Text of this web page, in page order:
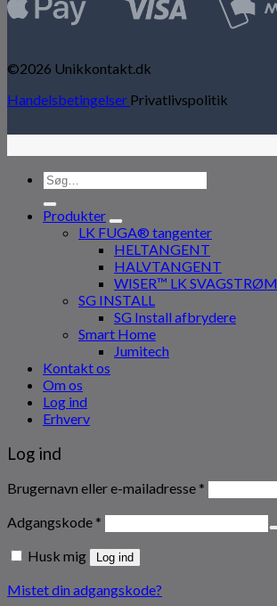
©2026 Unikkontakt.dk
Handelsbetingelser Privatlivspolitik
Søg
efter:
Produkter
LK FUGA® tangenter
HELTANGENT
HALVTANGENT
WISER™ LK SVAGSTRØM
SG INSTALL
SG Install afbrydere
Smart Home
Jumitech
Kontakt os
Om os
Log ind
Erhverv
Log ind
Brugernavn eller e-mailadresse *
Adgangskode *
Husk mig Log ind
Mistet din adgangskode?